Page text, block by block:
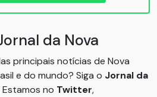
da Nova
principais notícias de Nova
e do mundo? Siga o Jornal da
no Twitter,